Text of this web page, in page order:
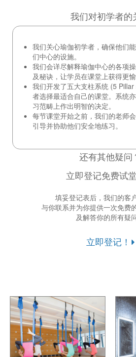
我们对初学者的
我们关心瑜伽初学者，确保他们
们中心的设施。
我们会详尽解释瑜伽中心的各项
及秘诀，让学员在课堂上获得更愉
我们开发了五大支柱系统 (5
者选择最适合自己的课堂。系统
习范畴上作出明智的决定。
每节课堂开始之前，我们的老师
引导并协助他们安全地练习。
还有其他疑问
立即登记免费试
填妥登记表后，我们的客
与你联系并为你提供一次免费
及解答你的所有疑问
立即登记！